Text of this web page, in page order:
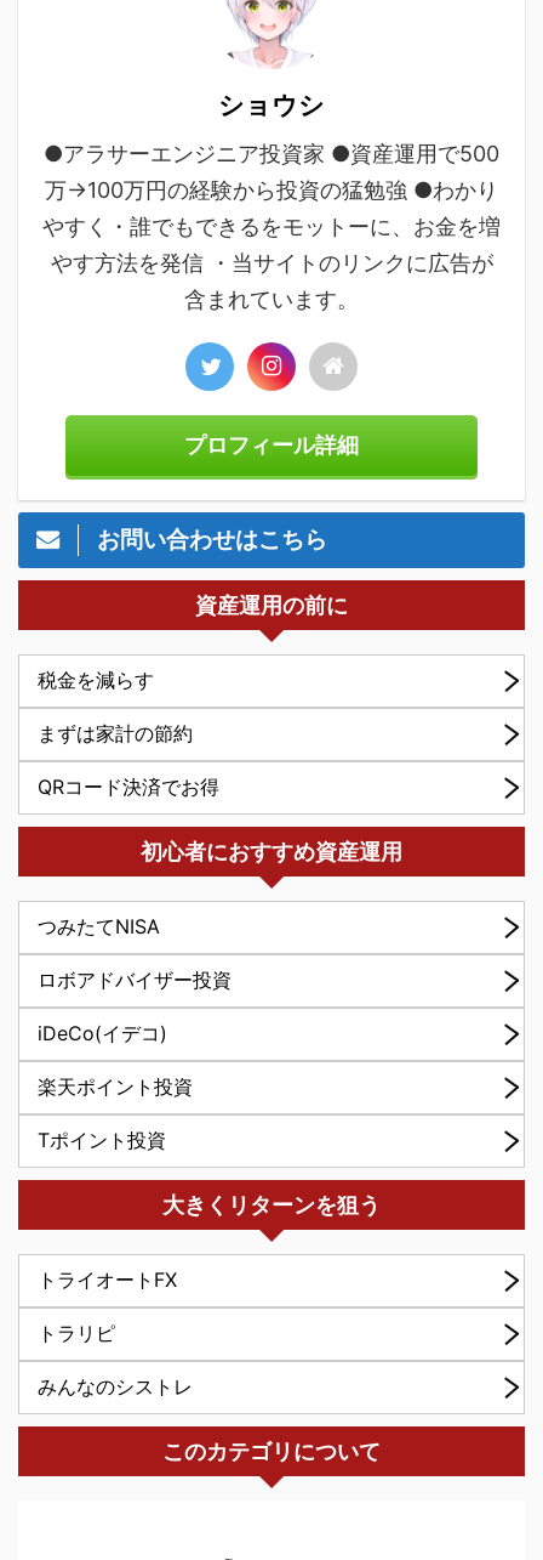
ショウシ
●アラサーエンジニア投資家 ●資産運用で500
万→100万円の経験から投資の猛勉強 ●わかり
やすく・誰でもできるをモットーに、お金を増
やす方法を発信 ・当サイトのリンクに広告が
含まれています。
プロフィール詳細
お問い合わせはこちら
資産運用の前に
税金を減らす
まずは家計の節約
QRコード決済でお得
初心者におすすめ資産運用
つみたてNISA
ロボアドバイザー投資
iDeCo(イデコ)
楽天ポイント投資
Tポイント投資
大きくリターンを狙う
トライオートFX
トラリピ
みんなのシストレ
このカテゴリについて